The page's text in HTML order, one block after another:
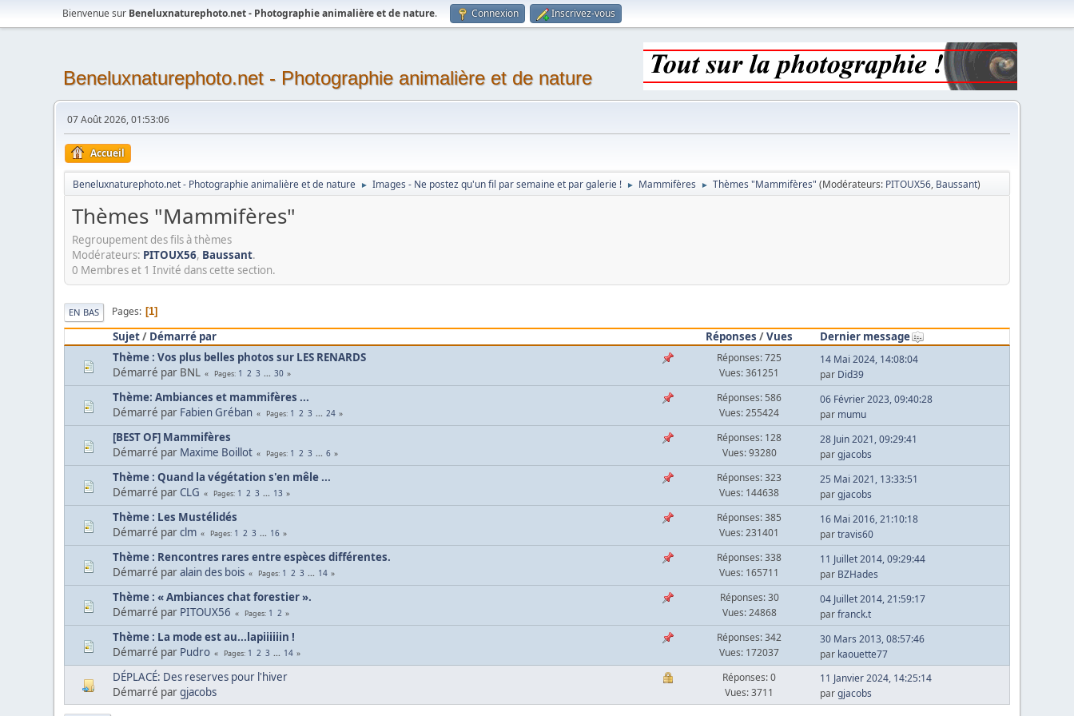
Bienvenue sur Beneluxnaturephoto.net - Photographie animalière et de nature. Connexion Inscrivez-vous
Beneluxnaturephoto.net - Photographie animalière et de nature
07 Août 2026, 01:53:06
Accueil
Beneluxnaturephoto.net - Photographie animalière et de nature ► Images - Ne postez qu'un fil par semaine et par galerie ! ► Mammifères ► Thèmes "Mammifères" (Modérateurs: PITOUX56, Baussant)
Thèmes "Mammifères"
Regroupement des fils à thèmes
Modérateurs: PITOUX56, Baussant.
0 Membres et 1 Invité dans cette section.
EN BAS Pages 1
Sujet/ Démarré par Réponses /Vues
Dernier message
Thème : Vos plus belles photos sur LES RENARDS
Démarré par BNL
Pages 1 2 3 ... 30
Réponses: 725
Vues: 361251
14 Mai 2024, 14:08:04
par Did39
Thème: Ambiances et mammifères ...
Démarré par Fabien Gréban Pages 1 2 3 ... 24
Réponses: 586
Vues: 255424
06 Février 2023, 09:40:28
par mumu
[BEST OF] Mammifères
Démarré par Maxime Boillot Pages 1 2 3 ... 6
Réponses: 128
Vues: 93280
28 Juin 2021, 09:29:41
pargjacobs
Thème : Quand la végétation s'en mêle ...
Démarré par CLG Pages 1 2 3 ... 13
Réponses: 323
Vues: 144638
25 Mai 2021, 13:33:51
pargjacobs
Thème : Les Mustélidés
Démarré parclm Pages 1 2 3 ... 16
Réponses: 385
Vues: 231401
16 Mai 2016, 21:10:18
partravis60
Thème : Rencontres rares entre espèces différentes.
Démarré paralain des bois Pages 1 2 3 ... 14
Réponses: 338
Vues: 165711
11 Juillet 2014, 09:29:44
par BZHades
Thème : « Ambiances chat forestier ».
Démarré par PITOUX56 Pages 1 2
Réponses: 30
Vues: 24868
04 Juillet 2014, 21:59:17
parfranck.t
Thème : La mode est au...lapiiiiiin !
Démarré par Pudro Pages 1 2 3 ... 14
Réponses: 342
Vues: 172037
30 Mars 2013, 08:57:46
par kaouette77
DÉPLACÉ: Des reserves pour l'hiver
Démarré pargjacobs
Réponses: 0
Vues: 3711
11 Janvier 2024, 14:25:14
pargjacobs